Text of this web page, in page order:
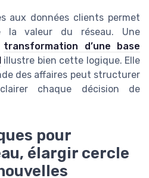
aux données clients permet
la valeur du réseau. Une
transformation d’une base
illustre bien cette logique. Elle
des affaires peut structurer
chaque décision de
pour
élargir cercle